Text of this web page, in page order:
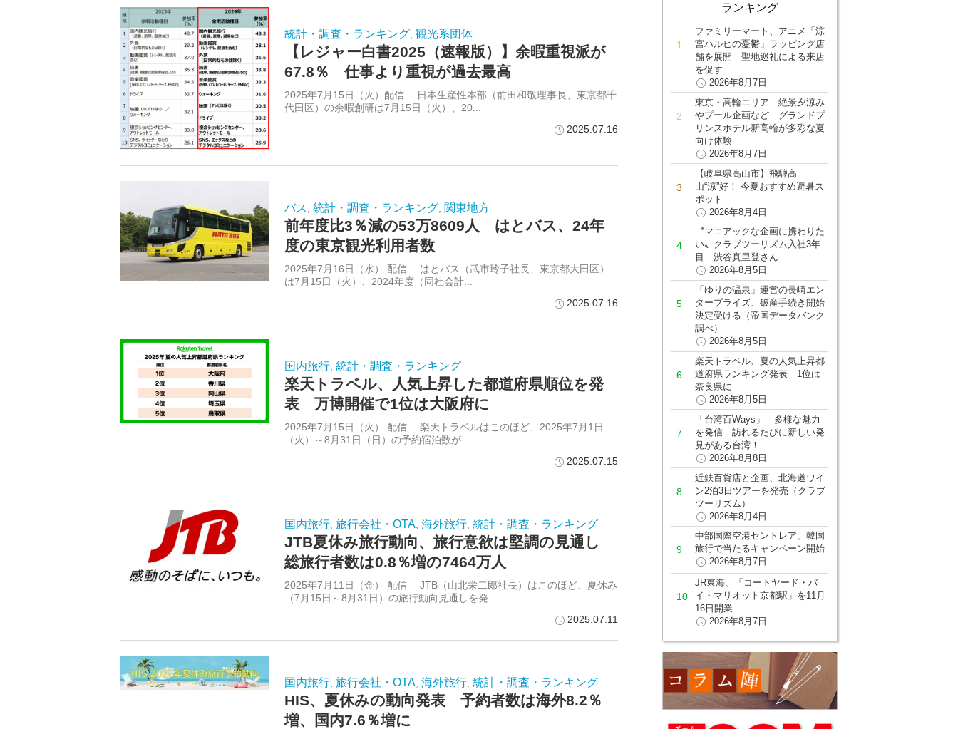
統計・調査・ランキング, 観光系団体
【レジャー白書2025（速報版）】余暇重視派が
67.8％ 仕事より重視が過去最高
2025年7月15日（火）配信 日本生産性本部（前田和敬理事長、東京都千
代田区）の余暇創研は7月15日（火）、20...
2025.07.16
バス 統計・調査・ランキング, 関東地方
前年度比3％減の53万8609人 はとバス、24年
度の東京観光利用者数
2025年7月16日（水） 配信 はとバス（武市玲子社長、東京都大田区）
は7月15日（火）、2024年度（同社会計...
2025.07.16
国内旅行, 統計・調査・ランキング
楽天トラベル、人気上昇した都道府県順位を発
表 万博開催で1位は大阪府に
2025年7月15日（火） 配信 楽天トラベルはこのほど、2025年7月1日
（火）～8月31日（日）の予約宿泊数が...
2025.07.15
国内旅行, 旅行会社・OTA, 海外旅行, 統計・調査・ランキング
JTB夏休み旅行動向、旅行意欲は堅調の見通し
総旅行者数は0.8％増の7464万人
2025年7月11日（金） 配信 JTB（山北栄二郎社長）はこのほど、夏休み
（7月15日～8月31日）の旅行動向見通しを発...
2025.07.11
国内旅行, 旅行会社・OTA, 海外旅行, 統計・調査・ランキング
HIS、夏休みの動向発表 予約者数は海外8.2％
増、国内7.6％増に
ランキング
ファミリーマート、アニメ「涼
宮ハルヒの憂鬱」ラッピング店
舗を展開 聖地巡礼による来店
を促す
2026年8月7日
東京・高輪エリア 絶景夕涼み
やプール企画など グランドプ
リンスホテル新高輪が多彩な夏
向け体験
2026年8月7日
【岐阜県高山市】飛騨高
山“涼”好！ 今夏おすすめ避暑ス
ポット
2026年8月4日
〝マニアックな企画に携わりた
い〟クラブツーリズム入社3年
目 渋谷真里登さん
2026年8月5日
「ゆりの温泉」運営の長崎エン
タープライズ、破産手続き開始
決定受ける（帝国データバンク
調べ）
2026年8月5日
楽天トラベル、夏の人気上昇都
道府県ランキング発表 1位は
奈良県に
2026年8月5日
「台湾百Ways」―多様な魅力
を発信 訪れるたびに新しい発
見がある台湾！
2026年8月8日
近鉄百貨店と企画、北海道ワイ
ン2泊3日ツアーを発売（クラブ
ツーリズム）
2026年8月4日
中部国際空港セントレア、韓国
旅行で当たるキャンペーン開始
2026年8月7日
JR東海、「コートヤード・バ
イ・マリオット京都駅」を11月
16日開業
2026年8月7日